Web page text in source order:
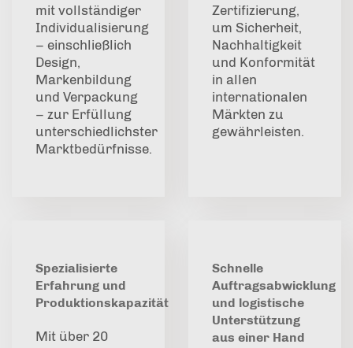
mit vollständiger
Individualisierung
– einschließlich
Design,
Markenbildung
und Verpackung
– zur Erfüllung
unterschiedlichster
Marktbedürfnisse.
Zertifizierung,
um Sicherheit,
Nachhaltigkeit
und Konformität
in allen
internationalen
Märkten zu
gewährleisten.
Spezialisierte
Erfahrung und
Produktionskapazität
Mit über 20
Schnelle
Auftragsabwicklung
und logistische
Unterstützung
aus einer Hand